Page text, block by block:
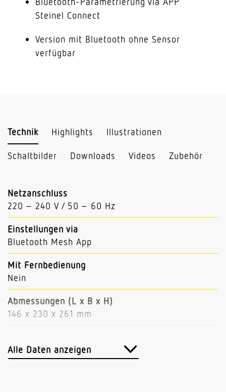
Steinel Connect
Version mit Bluetooth ohne Sensor
verfügbar
Technik Highlights Illustrationen
Schaltbilder Downloads Videos Zubehör
Netzanschluss
220 – 240 V / 50 – 60 Hz
Einstellungen via
Bluetooth Mesh App
Mit Fernbedienung
Nein
Abmessungen (L x B x H)
146 x 230 x 261 mm
iHF (Intelligente Hochfrequenz-Technik)
Alle Daten anzeigen